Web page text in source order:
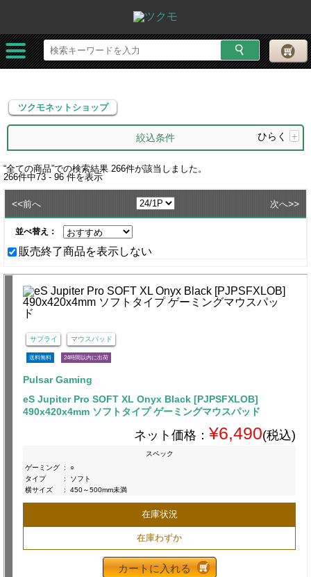
ツクモネットショップ
ツクモネットショップ
絞込条件 ひらく +
“全ての商品”での検索結果 266件が該当しました。
266件中73 - 96 件を表示
<<前へ 次へ>>
並べ替え：
販売終了商品を表示しない
サプライ マウスパッド
送料無料 24時間以内に出荷
Pulsar Gaming
eS Jupiter Pro SOFT XL Onyx Black [PJPSFXLOB]
490x420x4mm ソフトタイプ ゲーミングマウスパッド
ネット価格： ¥6,490(税込)
スペック
ゲーミング :
○
タイプ
:
ソフト
横サイズ
: 450～500mm未満
在庫状況
在庫わずか
カートに入れる